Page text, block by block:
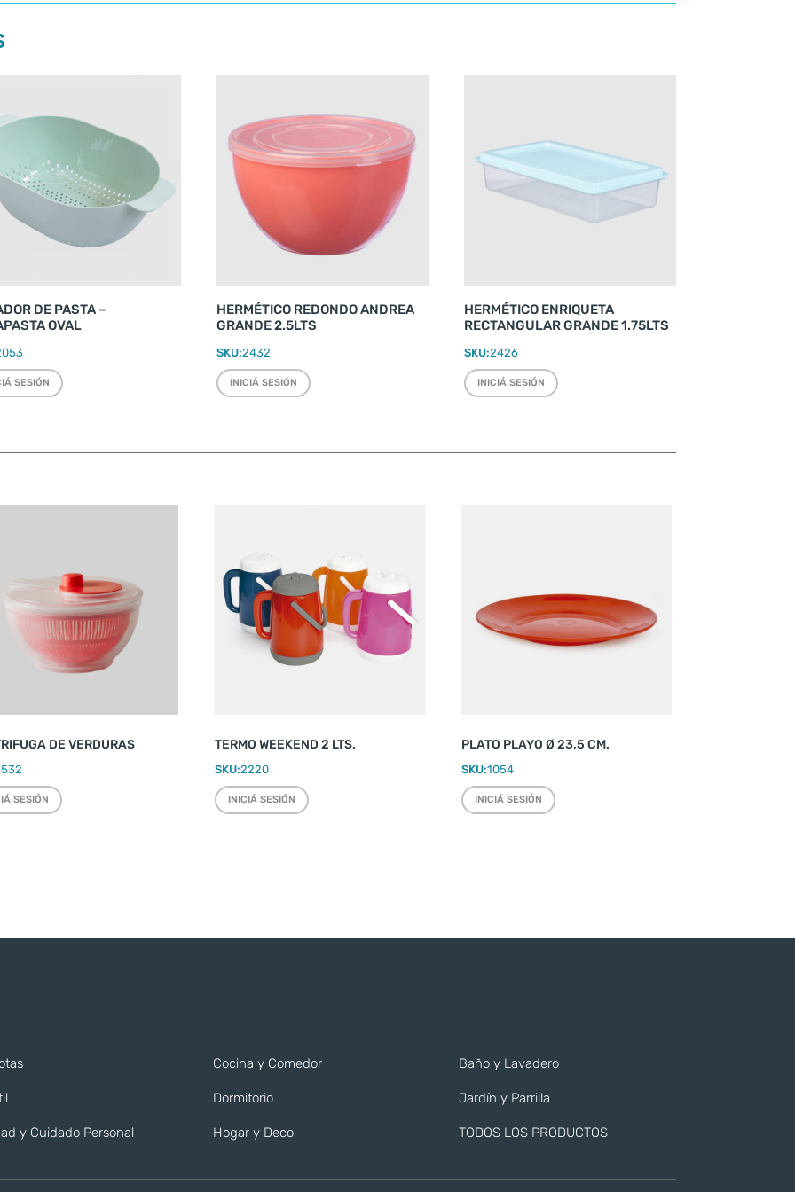
DE PASTA –
OVAL
SESIÓN
HERMÉTICO REDONDO ANDREA
GRANDE 2.5LTS
SKU:2432
INICIÁ SESIÓN
HERMÉTICO ENRIQUETA
RECTANGULAR GRANDE 1.75LTS
SKU:2426
INICIÁ SESIÓN
DE VERDURAS
SESIÓN
TERMO WEEKEND 2 LTS.
SKU:2220
INICIÁ SESIÓN
PLATO PLAYO Ø 23,5 CM.
SKU:1054
INICIÁ SESIÓN
y Cuidado Personal
Cocina y Comedor
Dormitorio
Hogar y Deco
Baño y Lavadero
Jardín y Parrilla
TODOS LOS PRODUCTOS